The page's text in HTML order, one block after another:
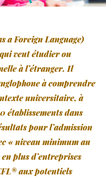
a Foreign Language)
veut étudier ou
à l’étranger. Il
à comprendre
universitaire, à
établissements dans
pour l’admission
« niveau minimum au
plus d’entreprises
aux potentiels